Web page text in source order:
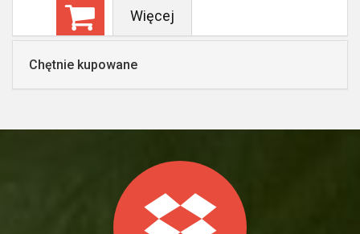
Więcej
Chętnie kupowane